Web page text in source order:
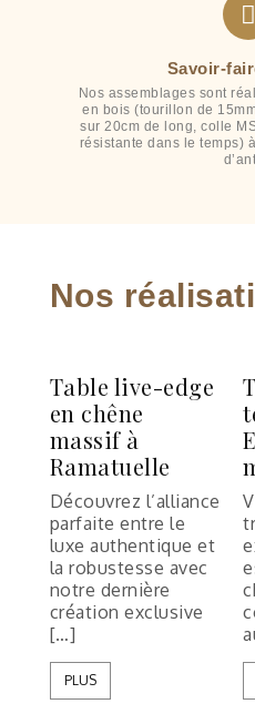
Savoir-
Nos assemblages sont
en bois (tourillon de
sur 20cm de long, colle
résistante dans le temps)
Nos
Table live-edge
en chêne
massif à
Ramatuelle
Découvrez l’alliance
parfaite entre le
luxe authentique et
la robustesse avec
notre dernière
création exclusive
[…]
PLUS